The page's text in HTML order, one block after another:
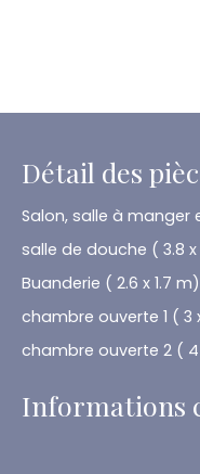
Détail des
Salon, salle à manger
salle de douche ( 3.8
Buanderie ( 2.6 x 1.7 m)
chambre ouverte 1 ( 3
chambre ouverte 2 (
Informations